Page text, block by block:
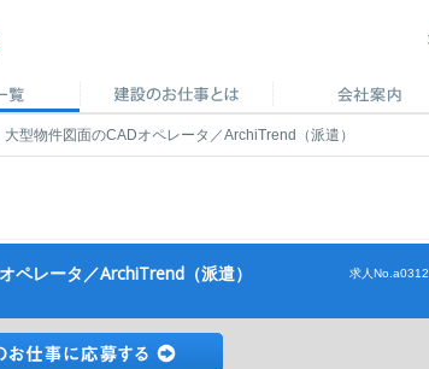
大型物件図面のCADオペレータ／ArchiTrend（派遣）
ペレータ／ArchiTrend（派遣） 求人No.a0312